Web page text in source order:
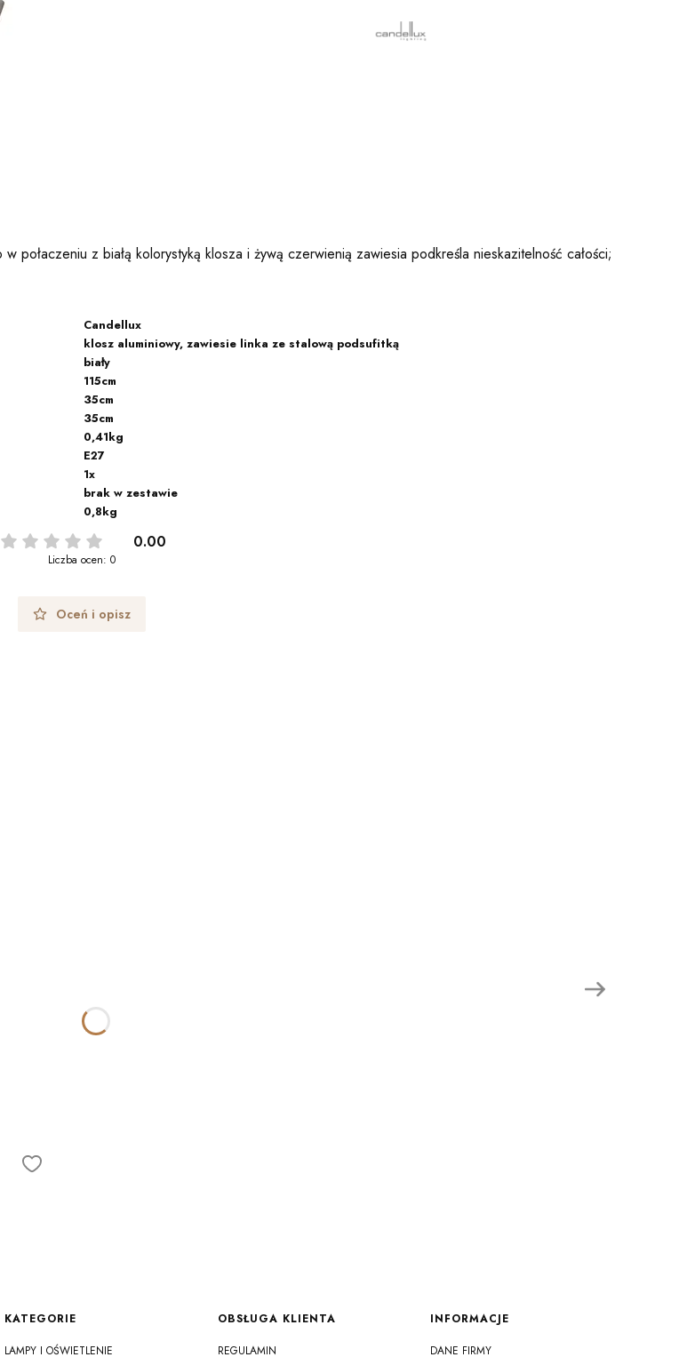
połaczeniu z białą kolorystyką klosza i żywą czerwienią zawiesia podkreśla nieskazitelność całości;
Candellux
klosz aluminiowy, zawiesie linka ze stalową podsufitką
biały
115cm
35cm
35cm
0,41kg
E27
1x
brak w zestawie
0,8kg
0.00
Liczba ocen: 0
Oceń i opisz
Linki w stopce
KATEGORIE
LAMPY I OŚWIETLENIE
OBSŁUGA KLIENTA
REGULAMIN
INFORMACJE
DANE FIRMY